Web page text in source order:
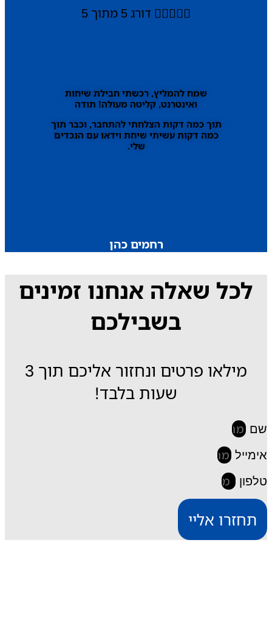
 דורג 5 מתוך 5
שמח להמליץ, רכשתי חבילת שיחות
ואינטרנט, קליטה מעולה! תודה
תוך כמה דקות הצלחתי להתחבר, וכבר תוך
כמה דקות עשיתי שיחת וידאו עם הנכדים
שלי.
רחמים כהן
לכל שאלה אנחנו זמינים
בשבילכם
מילאו פרטים ונחזור אליכם תוך 3
שעות בלבד!
שם
אימייל
טלפון
תחזרו אליי